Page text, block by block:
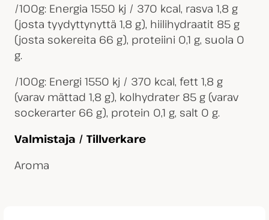
/100g: Energia 1550 kj / 370 kcal, rasva 1,8 g
(josta tyydyttynyttä 1,8 g), hiilihydraatit 85 g
(josta sokereita 66 g), proteiini 0,1 g, suola 0
g.
/100g: Energi 1550 kj / 370 kcal, fett 1,8 g
(varav mättad 1,8 g), kolhydrater 85 g (varav
sockerarter 66 g), protein 0,1 g, salt 0 g.
Valmistaja / Tillverkare
Aroma